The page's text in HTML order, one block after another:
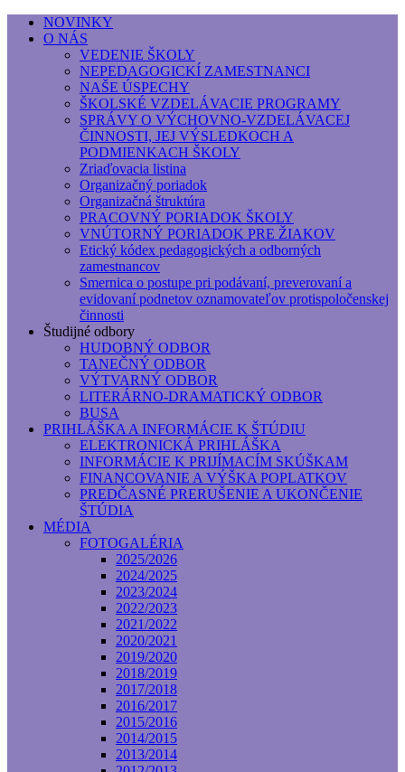
Základná umelecká škola, Hálkova
Základná umelecká škola, Hálkova 56, Bratislava -
NOVINKY
O NÁS
VEDENIE ŠKOLY
NEPEDAGOGICKÍ ZAMESTNANCI
NAŠE ÚSPECHY
ŠKOLSKÉ VZDELÁVACIE PROGRAMY
SPRÁVY O VÝCHOVNO-VZDELÁVACEJ
ČINNOSTI, JEJ VÝSLEDKOCH A
PODMIENKACH ŠKOLY
Zriaďovacia listina
Organizačný poriadok
Organizačná štruktúra
PRACOVNÝ PORIADOK ŠKOLY
VNÚTORNÝ PORIADOK PRE ŽIAKOV
Etický kódex pedagogických a odborných
zamestnancov
Smernica o postupe pri podávaní, preverovaní a
evidovaní podnetov oznamovateľov protispoločenskej
činnosti
Študijné odbory
HUDOBNÝ ODBOR
TANEČNÝ ODBOR
VÝTVARNÝ ODBOR
LITERÁRNO-DRAMATICKÝ ODBOR
BUSA
PRIHLÁŠKA A INFORMÁCIE K ŠTÚDIU
ELEKTRONICKÁ PRIHLÁŠKA
INFORMÁCIE K PRIJÍMACÍM SKÚŠKAM
FINANCOVANIE A VÝŠKA POPLATKOV
PREDČASNÉ PRERUŠENIE A UKONČENIE
ŠTÚDIA
MÉDIA
FOTOGALÉRIA
2025/2026
2024/2025
2023/2024
2022/2023
2021/2022
2020/2021
2019/2020
2018/2019
2017/2018
2016/2017
2015/2016
2014/2015
2013/2014